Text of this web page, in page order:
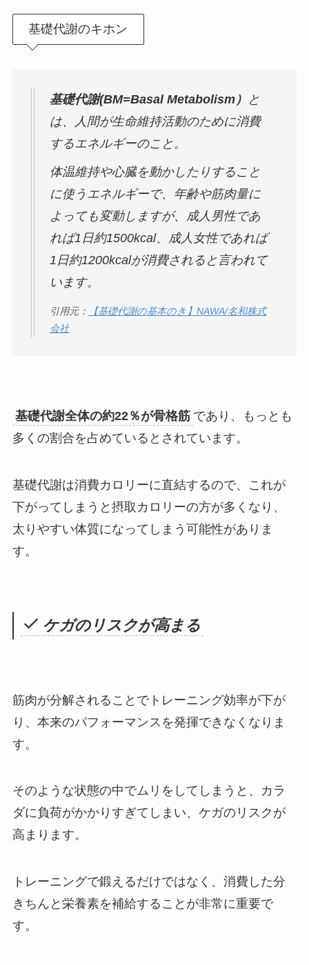
基礎代謝のキホン
基礎代謝(BM=Basal Metabolism） と
は、人間が生命維持活動のために消費
するエネルギーのこと。
体温維持や心臓を動かしたりすること
に使うエネルギーで、年齢や筋肉量に
よっても変動しますが、成人男性であ
れば1日約1500kcal、成人女性であれば
1日約1200kcalが消費されると言われて
います。
引用元：
【基礎代謝の基本のき】NAWA/名和株式
会社
基礎代謝全体の約22％が骨格筋 であり、もっとも
多くの割合を占めているとされています。
基礎代謝は消費カロリーに直結するので、これが
下がってしまうと摂取カロリーの方が多くなり、
太りやすい体質になってしまう可能性がありま
す。
ケガのリスクが高まる
筋肉が分解されることでトレーニング効率が下が
り、本来のパフォーマンスを発揮できなくなりま
す。
そのような状態の中でムリをしてしまうと、カラ
ダに負荷がかかりすぎてしまい、ケガのリスクが
高まります。
トレーニングで鍛えるだけではなく、消費した分
きちんと栄養素を補給することが非常に重要で
す。